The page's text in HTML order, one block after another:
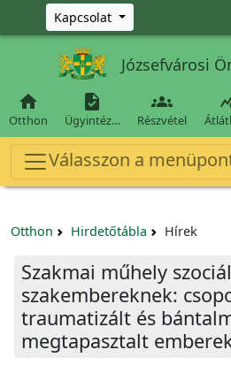
Ugrás a fő tartalomra
Kapcsolat
Józsefvárosi

Otthon

Ügyintéz…

Részvétel
Válasszon a
Otthon Hirdetőtábla Hírek
Szakmai műhely
szakembereknek:
traumatizált és
megtapasztalt